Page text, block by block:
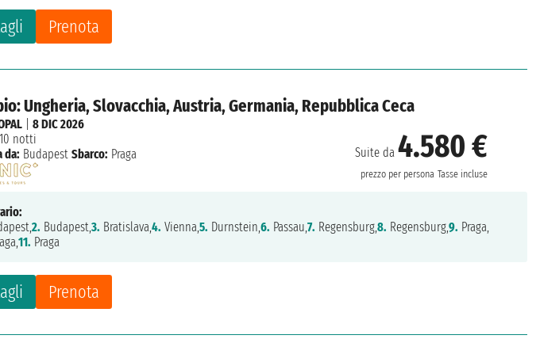
Prenota
Ungheria, Slovacchia, Austria, Germania, Repubblica Ceca
Suite da4.580 €
prezzo per persona Tasse incluse
Prenota
|8 DIC 2026
10 notti
da: Budapest Sbarco: Praga
2. Budapest,3. Bratislava,4. Vienna,5. Durnstein,6. Passau,7. Regensburg,8. Regensburg,9. Praga,
11. Praga